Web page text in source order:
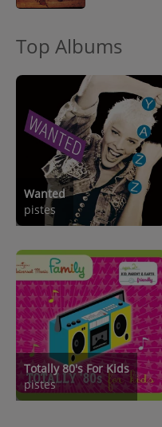
Top Albums
Wanted
pistes
Totally 80's For Kids
pistes